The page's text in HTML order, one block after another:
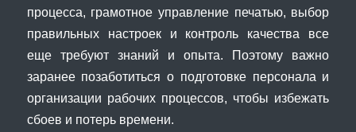
процесса, грамотное управление печатью, выбор
правильных настроек и контроль качества все
еще требуют знаний и опыта. Поэтому важно
заранее позаботиться о подготовке персонала и
организации рабочих процессов, чтобы избежать
сбоев и потерь времени.